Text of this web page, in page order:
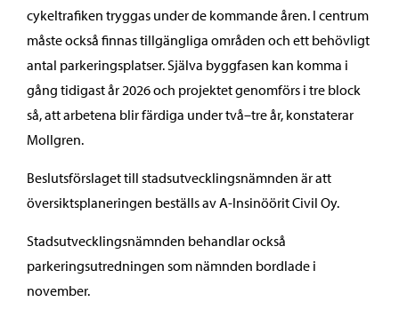
cykeltrafiken tryggas under de kommande åren. I centrum
måste också finnas tillgängliga områden och ett behövligt
antal parkeringsplatser. Själva byggfasen kan komma i
gång tidigast år 2026 och projektet genomförs i tre block
så, att arbetena blir färdiga under två–tre år, konstaterar
Mollgren.
Beslutsförslaget till stadsutvecklingsnämnden är att
översiktsplaneringen beställs av A-Insinöörit Civil Oy.
Stadsutvecklingsnämnden behandlar också
parkeringsutredningen som nämnden bordlade i
november.